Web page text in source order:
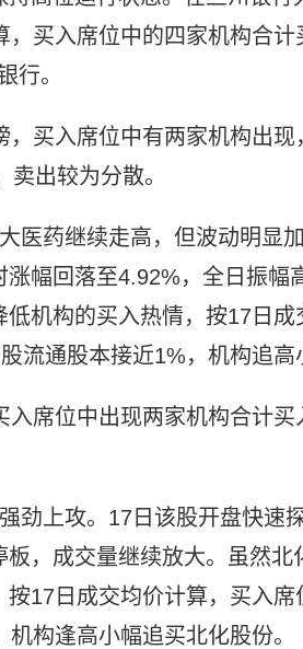
买入席位中的四家机构合计
行。
买入席位中有两家机构出现
出较为分散。
医药继续走高，但波动明显
幅回落至4.92%，全日振幅
机构的买入热情，按17日
流通股本接近1%，机构追高
席位中出现两家机构合计买
劲上攻。17日该股开盘快速
，成交量继续放大。虽然北
17日成交均价计算，买入
构逢高小幅追买北化股份。